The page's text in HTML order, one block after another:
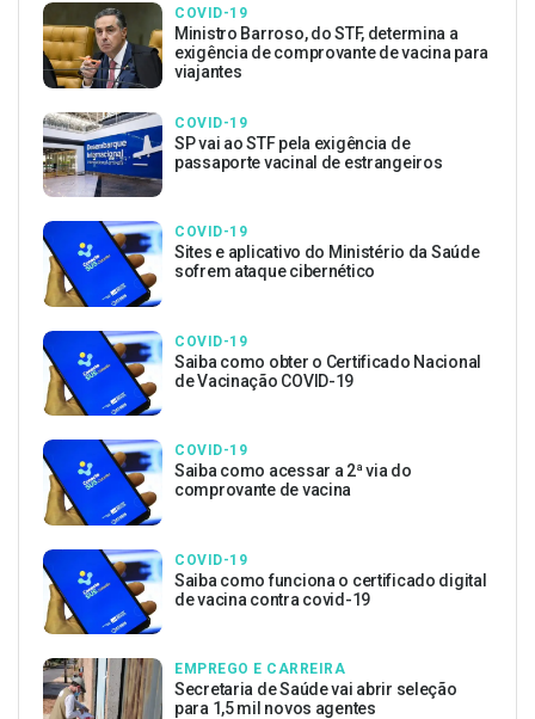
COVID-19
Ministro Barroso, do STF, determina a
exigência de comprovante de vacina para
viajantes
COVID-19
SP vai ao STF pela exigência de
passaporte vacinal de estrangeiros
COVID-19
Sites e aplicativo do Ministério da Saúde
sofrem ataque cibernético
COVID-19
Saiba como obter o Certificado Nacional
de Vacinação COVID-19
COVID-19
Saiba como acessar a 2ª via do
comprovante de vacina
COVID-19
Saiba como funciona o certificado digital
de vacina contra covid-19
EMPREGO E CARREIRA
Secretaria de Saúde vai abrir seleção
para 1,5 mil novos agentes